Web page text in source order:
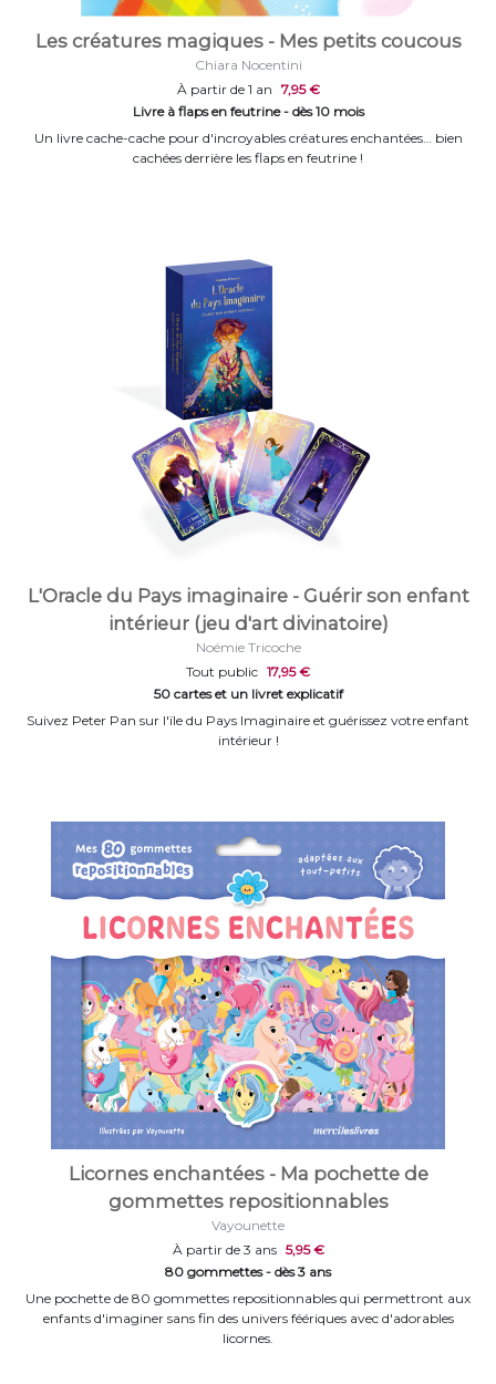
Les créatures magiques - Mes petits coucous
Chiara Nocentini
À partir de 1 an 7,95 €
Livre à flaps en feutrine - dès 10 mois
Un livre cache-cache pour d'incroyables créatures enchantées… bien
cachées derrière les flaps en feutrine !
L'Oracle du Pays imaginaire - Guérir son enfant
intérieur (jeu d'art divinatoire)
Noémie Tricoche
Tout public 17,95 €
50 cartes et un livret explicatif
Suivez Peter Pan sur l'ïle du Pays Imaginaire et guérissez votre enfant
intérieur !
Licornes enchantées - Ma pochette de
gommettes repositionnables
Vayounette
À partir de 3 ans 5,95 €
80 gommettes - dès 3 ans
Une pochette de 80 gommettes repositionnables qui permettront aux
enfants d'imaginer sans fin des univers féériques avec d'adorables
licornes.